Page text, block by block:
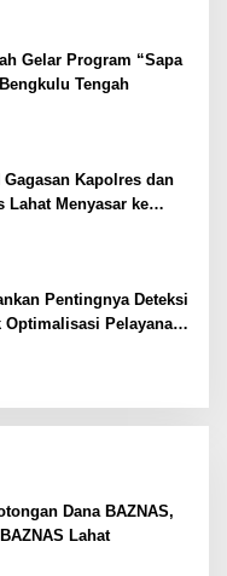
Gelar Program “Sapa
Tengah
Gagasan Kapolres dan
Lahat Menyasar ke
Pentingnya Deteksi
Optimalisasi Pelayanan
Dana BAZNAS,
Lahat